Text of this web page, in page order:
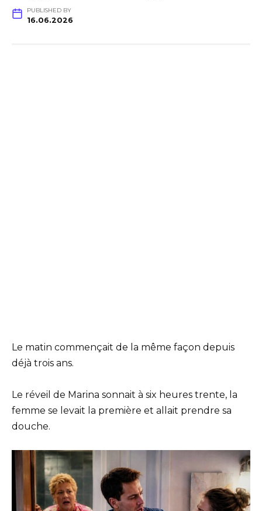
PUBLISHED BY
16.06.2026
Le matin commençait de la même façon depuis
déjà trois ans.
Le réveil de Marina sonnait à six heures trente, la
femme se levait la première et allait prendre sa
douche.